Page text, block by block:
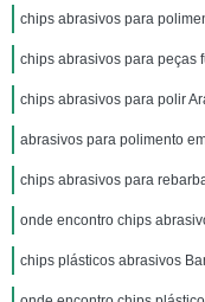
chips abrasivos para
chips abrasivos para peças
chips abrasivos para polir
abrasivos para polimento
chips abrasivos para
onde encontro chips
chips plásticos abrasivos